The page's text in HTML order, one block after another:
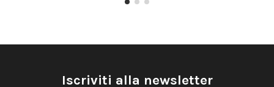
Iscriviti alla newsletter